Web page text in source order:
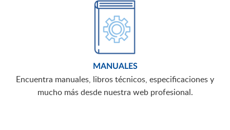
MANUALES
Encuentra manuales, libros técnicos, especificaciones y
mucho más desde nuestra web profesional.